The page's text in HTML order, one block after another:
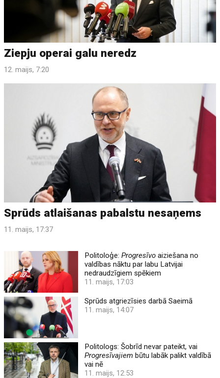
Ziepju operai galu neredz
12. maijs, 7:20
Sprūds atlaišanas pabalstu nesaņems
11. maijs, 17:37
Politoloģe:Progresīvo aiziešana no
valdības nāktu par labu Latvijai
nedraudzīgiem spēkiem
11. maijs, 17:03
Sprūds atgriezīsies darbā Saeimā
11. maijs, 14:07
Politologs: Šobrīd nevar pateikt, vai
Progresīvajiem būtu labāk palikt valdībā
vai nē
11. maijs, 12:53